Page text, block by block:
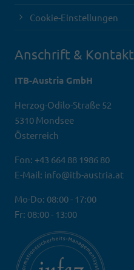
Cookie-Einstellungen
Anschrift & Kontakt
ITB-Austria GmbH
Herzog-Odilo-Straße 52
5310 Mondsee
Österreich
Fon: +43 664 88 1986 80
E-Mail: info@itb-austria.at
Mo-Do: 08:00 - 17:00
Fr: 08:00 - 13:00